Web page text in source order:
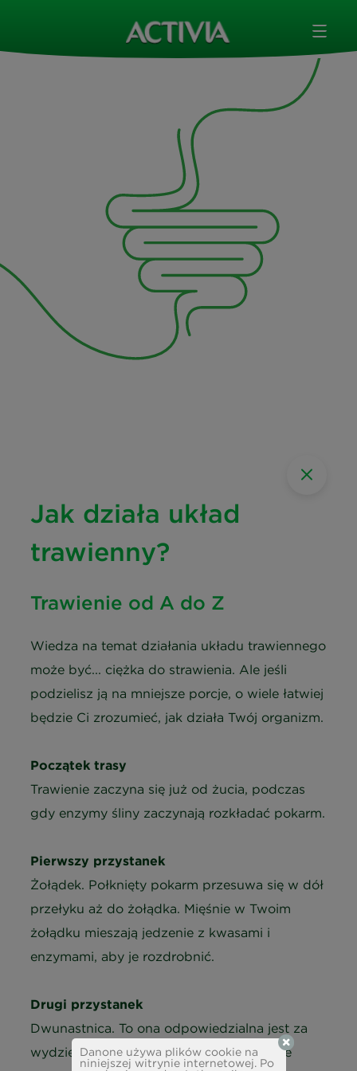
Jak działa układ
trawienny?
Trawienie od A do Z
Wiedza na temat działania układu trawiennego
może być... ciężka do strawienia. Ale jeśli
podzielisz ją na mniejsze porcje, o wiele łatwiej
będzie Ci zrozumieć, jak działa Twój organizm.
Początek trasy
Trawienie zaczyna się już od żucia, podczas
gdy enzymy śliny zaczynają rozkładać pokarm.
Pierwszy przystanek
Żołądek. Połknięty pokarm przesuwa się w dół
przełyku aż do żołądka. Mięśnie w Twoim
żołądku mieszają jedzenie z kwasami i
enzymami, aby je rozdrobnić.
Drugi przystanek
Dwunastnica. To ona odpowiedzialna jest za
wydzielanie soków trzustkowych i kolejne
Danone używa plików cookie na
niniejszej witrynie internetowej. Po